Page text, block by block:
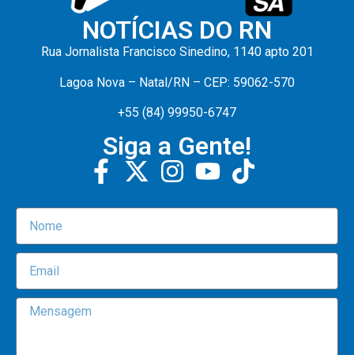
NOTÍCIAS DO RN
Rua Jornalista Francisco Sinedino, 1140 apto 201
Lagoa Nova – Natal/RN – CEP: 59062-570
+55 (84) 99950-6747
Siga a Gente!